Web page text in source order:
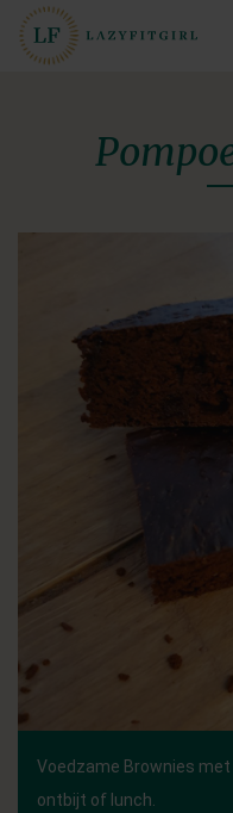
Voedzame Brownies
ontbijt of lunch.